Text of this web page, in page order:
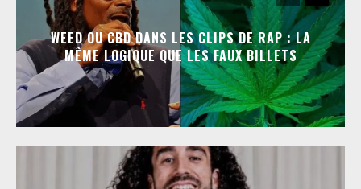
WEED OU CBD DANS LES CLIPS DE RAP : LA
MÊME LOGIQUE QUE LES FAUX BILLETS